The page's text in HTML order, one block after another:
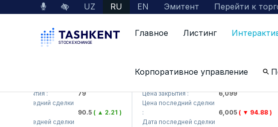
UZ RU EN Эмитент Перейти к
Главное Листинг
Корпоративное управление
закрытия :
79
последний сделки
90.5( ▲ 2.21 )
последней сделки
Цена закрытия :
6,099
Цена последний сделки
6,005( ▼ 94.88 )
Дата последней сделки